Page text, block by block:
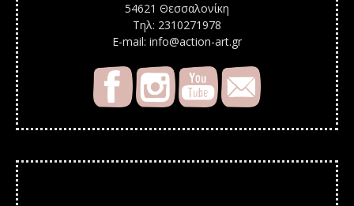
54621 Θεσσαλονίκη
Τηλ: 2310271978
E-mail: info@action-art.gr